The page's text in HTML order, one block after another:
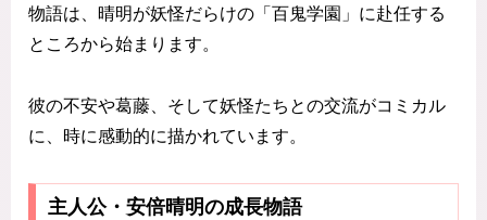
物語は、晴明が妖怪だらけの「百鬼学園」に赴任する
ところから始まります。
彼の不安や葛藤、そして妖怪たちとの交流がコミカル
に、時に感動的に描かれています。
主人公・安倍晴明の成長物語